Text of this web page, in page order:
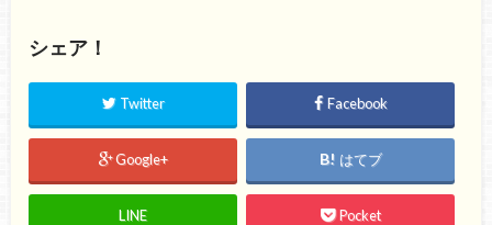
シェア！
Twitter Facebook
Google+ はてブ
LINE Pocket